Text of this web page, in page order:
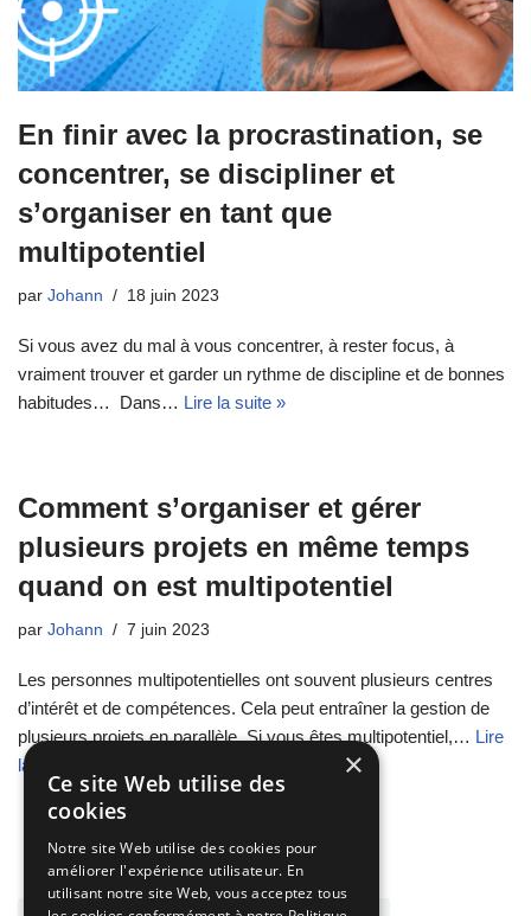
En finir avec la procrastination, se
concentrer, se discipliner et
s’organiser en tant que
multipotentiel
par Johann 18 juin 2023
Si vous avez du mal à vous concentrer, à rester focus, à
vraiment trouver et garder un rythme de discipline et de bonnes
habitudes… Dans… Lire la suite »
Comment s’organiser et gérer
plusieurs projets en même temps
quand on est multipotentiel
par Johann 7 juin 2023
Les personnes multipotentielles ont souvent plusieurs centres
d’intérêt et de compétences. Cela peut entraîner la gestion de
plusieurs projets en parallèle. Si vous êtes multipotentiel,… Lire
la suite »
×
Ce site Web utilise des
cookies
Notre site Web utilise des cookies pour
améliorer l'expérience utilisateur. En
utilisant notre site Web, vous acceptez tous